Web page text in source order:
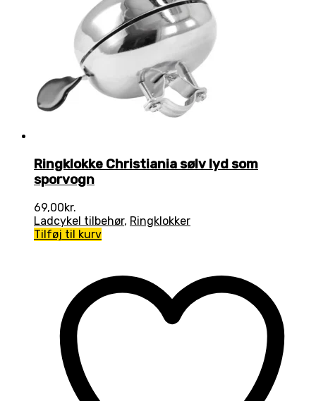
Ringklokke Christiania sølv lyd som
sporvogn
69,00kr.
Ladcykel tilbehør, Ringklokker
Tilføj til kurv